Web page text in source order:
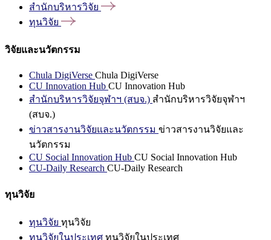
สำนักบริหารวิจัย
ทุนวิจัย
วิจัยและนวัตกรรม
Chula DigiVerse Chula DigiVerse
CU Innovation Hub CU Innovation Hub
สำนักบริหารวิจัยจุฬาฯ (สบจ.) สำนักบริหารวิจัยจุฬาฯ
(สบจ.)
ข่าวสารงานวิจัยและนวัตกรรม ข่าวสารงานวิจัยและ
นวัตกรรม
CU Social Innovation Hub CU Social Innovation Hub
CU-Daily Research CU-Daily Research
ทุนวิจัย
ทุนวิจัย ทุนวิจัย
ทุนวิจัยในประเทศ ทุนวิจัยในประเทศ